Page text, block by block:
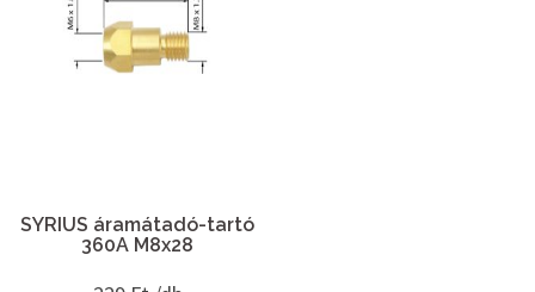
SYRIUS áramátadó-tartó
360A M8x28